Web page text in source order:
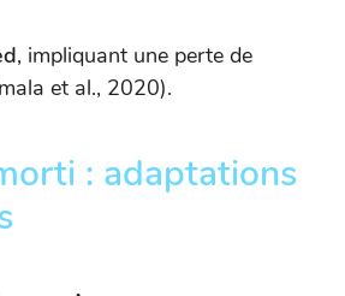
, impliquant une perte de
et al., 2020).
: adaptations